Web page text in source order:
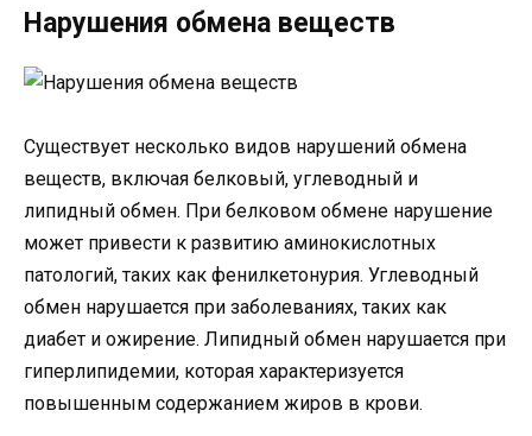
Нарушения обмена веществ
Существует несколько видов нарушений обмена
веществ, включая белковый, углеводный и
липидный обмен. При белковом обмене нарушение
может привести к развитию аминокислотных
патологий, таких как фенилкетонурия. Углеводный
обмен нарушается при заболеваниях, таких как
диабет и ожирение. Липидный обмен нарушается при
гиперлипидемии, которая характеризуется
повышенным содержанием жиров в крови.